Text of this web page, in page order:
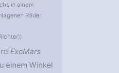
in einem
Räder
ExoMars
einem Winkel